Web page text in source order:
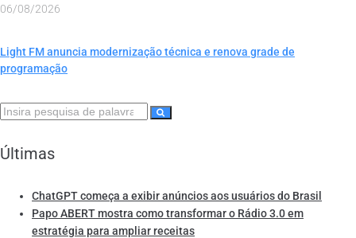
06/08/2026
Light FM anuncia modernização técnica e renova grade de
programação
Últimas
ChatGPT começa a exibir anúncios aos usuários do Brasil
Papo ABERT mostra como transformar o Rádio 3.0 em
estratégia para ampliar receitas